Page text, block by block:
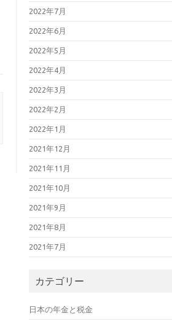
2022年7月
2022年6月
2022年5月
2022年4月
2022年3月
2022年2月
2022年1月
2021年12月
2021年11月
2021年10月
2021年9月
2021年8月
2021年7月
カテゴリー
日本の年金と税金